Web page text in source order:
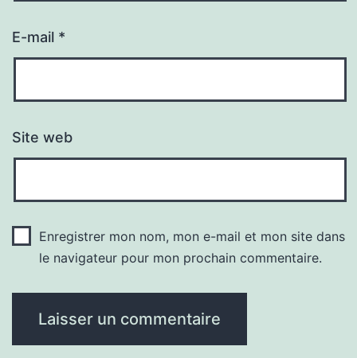
E-mail *
Site web
Enregistrer mon nom, mon e-mail et mon site dans
le navigateur pour mon prochain commentaire.